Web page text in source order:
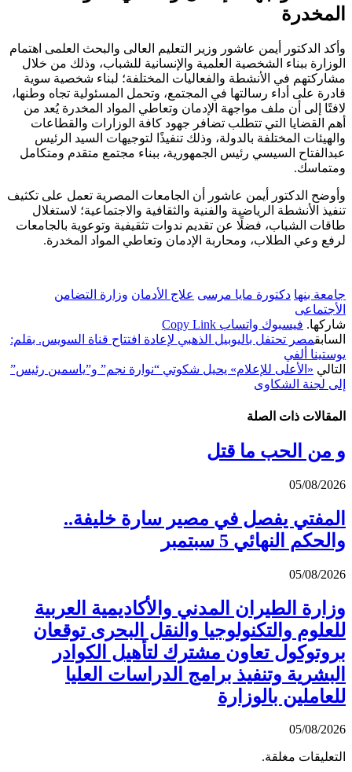
المخدرة
وأكد الدكتور أيمن عاشور وزير التعليم العالى والبحث العلمى اهتمام
الوزارة ببناء الشخصية العلمية والإنسانية للشباب، وذلك من خلال
مشاركتهم في الأنشطة والفعاليات المختلفة؛ لبناء شخصية سوية
قادرة على أداء رسالتها في المجتمع، وتحمل المسئولية تجاه وطنها،
لافتًا إلى أن ملف مواجهة الإدمان وتعاطي المواد المخدرة يُعد من
أهم القضايا التي تتطلب تضافر جهود كافة الوزارات والقطاعات
والهيئات المختلفة بالدولة، وذلك تنفيذًا لتوجيهات السيد الرئيس
عبدالفتاح السيسي رئيس الجمهورية، ببناء مجتمع متقدم ومتكامل
ومتماسك.
وأوضح الدكتور أيمن عاشور أن الجامعات المصرية تعمل على تكثيف
تنفيذ الأنشطة الرياضية والفنية والثقافية والاجتماعية؛ لاستغلال
طاقات الشباب، فضلًا عن تقديم ندوات تثقيفية وتوعوية بالجامعات
لرفع وعي الطلاب، ومحاربة الإدمان وتعاطي المواد المخدرة.
جامعة بنها دكتورة مايا مرسى علاج الأدمان وزارة التضامن
الأجتماعى
شاركها. فيسبوك واتساب Copy Link
السابقمصر تحتفل باليوبيل الذهبي لإعادة افتتاح قناة السويس. بقلم:
يوستينا ألفي
التالي «الأعلى للإعلام» يحيل شكوتي “نوارة نجم” و”ياسمين رئيس”
إلى لجنة الشكاوى
المقالات ذات الصلة
و من الحب ما قتل
05/08/2026
المفتي يفصل في مصير سارة خليفة..
والحكم النهائي 5 سبتمبر
05/08/2026
وزارة الطيران المدني والأكاديمية العربية
للعلوم والتكنولوجيا والنقل البحرى توقعان
بروتوكول تعاون مشترك لتأهيل الكوادر
البشرية وتنفيذ برامج الدراسات العليا
للعاملين بالوزارة
05/08/2026
التعليقات مغلقة.